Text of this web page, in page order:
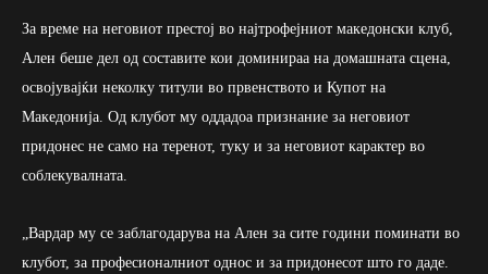
За време на неговиот престој во најтрофејниот македонски клуб,
Ален беше дел од составите кои доминираа на домашната сцена,
освојувајќи неколку титули во првенството и Купот на
Македонија. Од клубот му оддадоа признание за неговиот
придонес не само на теренот, туку и за неговиот карактер во
соблекувалната.
„Вардар му се заблагодарува на Ален за сите години поминати во
клубот, за професионалниот однос и за придонесот што го даде.